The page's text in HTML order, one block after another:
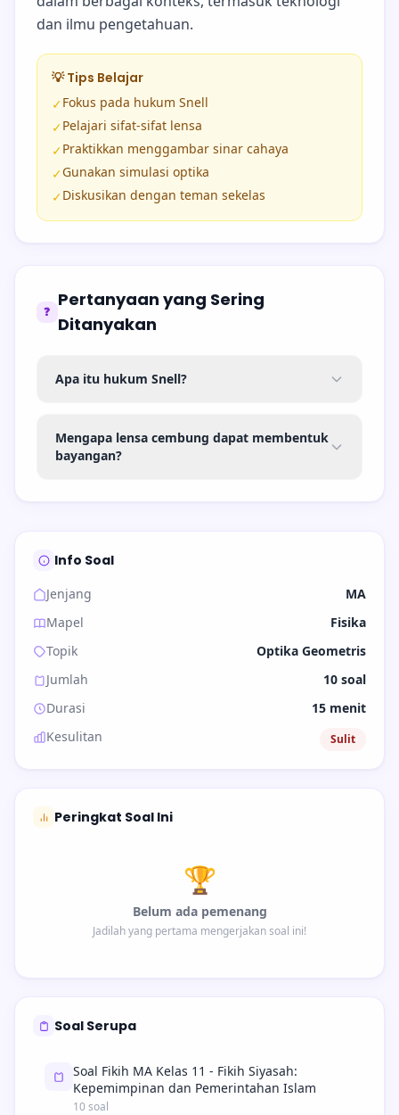
dan ilmu pengetahuan.
💡 Tips Belajar
✓Fokus pada hukum Snell
✓Pelajari sifat-sifat lensa
✓Praktikkan menggambar sinar cahaya
✓Gunakan simulasi optika
✓Diskusikan dengan teman sekelas
❓
Pertanyaan yang Sering
Ditanyakan
Apa itu hukum Snell?
Mengapa lensa cembung dapat membentuk
bayangan?
Info Soal
Jenjang
MA
Mapel
Fisika
Topik
Optika Geometris
Jumlah
10 soal
Durasi
15 menit
Kesulitan
Sulit
Peringkat Soal Ini
🏆
Belum ada pemenang
Jadilah yang pertama mengerjakan soal ini!
Soal Serupa
Soal Fikih MA Kelas 11 - Fikih Siyasah:
Kepemimpinan dan Pemerintahan Islam
10 soal